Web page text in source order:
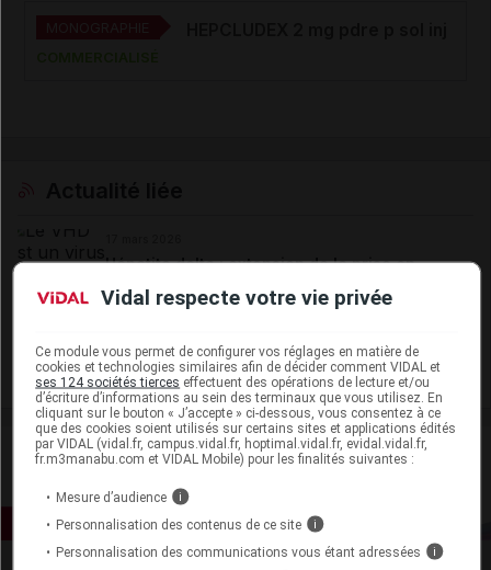
Hépatite delta : extension de la prise en
charge d'HEPCLUDEX en population
pédiatrique
Voir plus
Vidal respecte votre vie privée
Ce module vous permet de configurer vos réglages en matière de
cookies et technologies similaires afin de décider comment VIDAL et
ses 124 sociétés tierces effectuent des opérations de lecture et/ou
d’écriture d’informations au sein des terminaux que vous utilisez. En
cliquant sur le bouton « J’accepte » ci-dessous, vous consentez à ce
que des cookies soient utilisés sur certains sites et applications édités
par VIDAL (vidal.fr, campus.vidal.fr, hoptimal.vidal.fr, evidal.vidal.fr,
fr.m3manabu.com et VIDAL Mobile) pour les finalités suivantes :
Mesure d’audience i
Personnalisation des contenus de ce site i
Personnalisation des communications vous étant adressées i